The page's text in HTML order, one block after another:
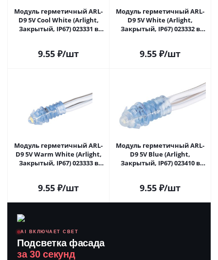
Модуль герметичный ARL-
D9 5V Cool White (Arlight,
Закрытый, IP67) 023331 в
9.55 ₽/шт
Модуль герметичный ARL-
D9 5V White (Arlight,
Закрытый, IP67) 023332 в
9.55 ₽/шт
Модуль герметичный ARL-
D9 5V Warm White (Arlight,
Закрытый, IP67) 023333 в
9.55 ₽/шт
Модуль герметичный ARL-
D9 5V Blue (Arlight,
Закрытый, IP67) 023410 в
9.55 ₽/шт
AI ВКЛЮЧАЕТ СВЕТ
Подсветка фасада
за 30 секунд